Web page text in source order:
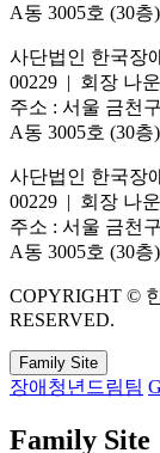
A동 3005호 (30층
사단법인 한국장
00229 | 회장 나
주소 : 서울 금천
A동 3005호 (30층
사단법인 한국장
00229 | 회장 나
주소 : 서울 금천
A동 3005호 (30층
COPYRIGHT ©
RESERVED.
Family Site
장애청년드림팀
Family Site